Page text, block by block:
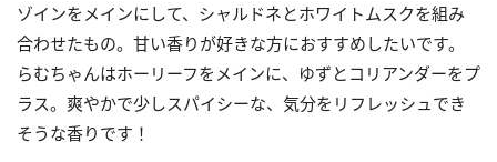
ゾインをメインにして、シャルドネとホワイトムスクを組み
合わせたもの。甘い香りが好きな方におすすめしたいです。
らむちゃんはホーリーフをメインに、ゆずとコリアンダーをプ
ラス。爽やかで少しスパイシーな、気分をリフレッシュでき
そうな香りです！